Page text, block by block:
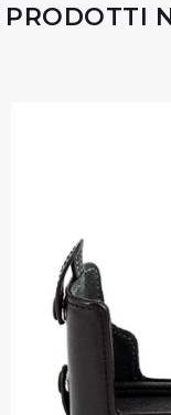
PRODOTTI